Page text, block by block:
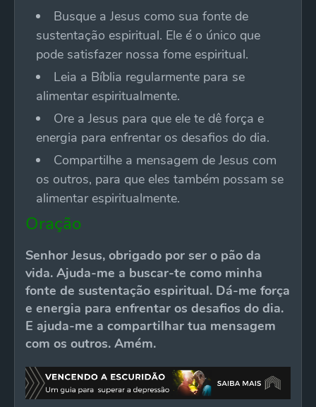
Busque a Jesus como sua fonte de
sustentação espiritual. Ele é o único que
pode satisfazer nossa fome espiritual.
Leia a Bíblia regularmente para se
alimentar espiritualmente.
Ore a Jesus para que ele te dê força e
energia para enfrentar os desafios do dia.
Compartilhe a mensagem de Jesus com
os outros, para que eles também possam se
alimentar espiritualmente.
Oração
Senhor Jesus, obrigado por ser o pão da
vida. Ajuda-me a buscar-te como minha
fonte de sustentação espiritual. Dá-me força
e energia para enfrentar os desafios do dia.
E ajuda-me a compartilhar tua mensagem
com os outros. Amém.